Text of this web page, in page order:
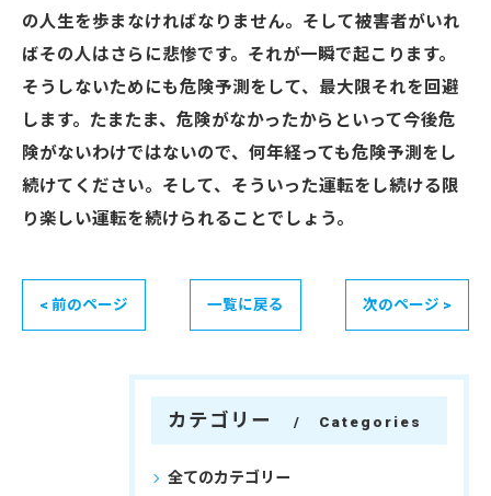
の人生を歩まなければなりません。そして被害者がいれ
ばその人はさらに悲惨です。それが一瞬で起こります。
そうしないためにも危険予測をして、最大限それを回避
します。たまたま、危険がなかったからといって今後危
険がないわけではないので、何年経っても危険予測をし
続けてください。そして、そういった運転をし続ける限
り楽しい運転を続けられることでしょう。
< 前のページ 一覧に戻る 次のページ >
カテゴリー Categories
全てのカテゴリー